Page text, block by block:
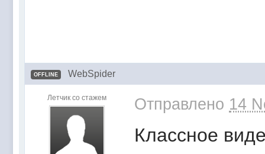
OFFLINE WebSpider
Летчик со стажем Отправлено 14
Классное